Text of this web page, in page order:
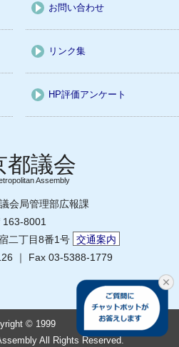
お問い合わせ
リンク集
HP評価アンケート
Assembly
会局管理部広報課
163-8001
二丁目8番1号 交通案内
｜ Fax 03-5388-1779
© 1999
All Rights Reserved.